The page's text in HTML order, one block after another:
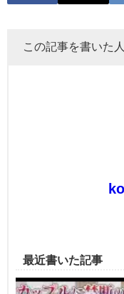
この記事を書いた人
最近書いた記事